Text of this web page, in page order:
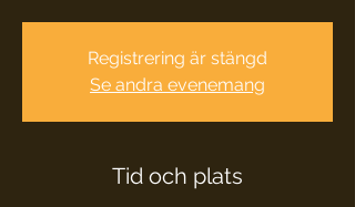
Registrering är stängd
Se andra evenemang
Tid och plats